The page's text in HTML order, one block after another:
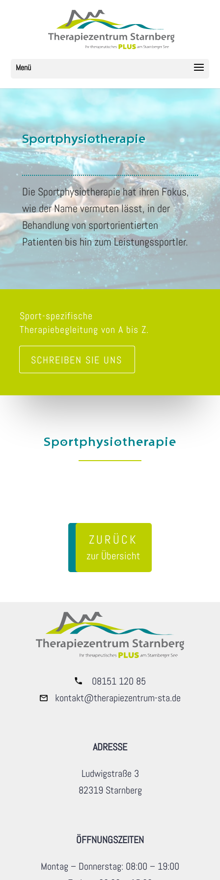
Sportphysiotherapie
Die Sportphysiotherapie hat ihren Fokus,
wie der Name vermuten lässt, in der
Behandlung von sportorientierten
Patienten bis hin zum Leistungssportler.
Sport-spezifische
Therapiebegleitung von A bis Z.
SCHREIBEN SIE UNS
Sportphysiotherapie
ZURÜCK
zur Übersicht
ADRESSE
Ludwigstraße 3
82319 Starnberg
08151 120 85
kontakt@therapiezentrum-sta.de
ÖFFNUNGSZEITEN
Montag – Donnerstag: 08:00 – 19:00